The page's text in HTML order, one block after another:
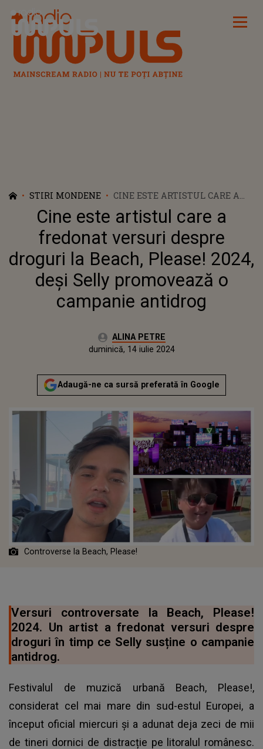
Radio Impuls
STIRI MONDENE
CINE ESTE ARTISTUL CARE A
FREDONAT VERSURI DESPRE
DROGURI LA BEACH, PLEASE!
2024, DEȘI SELLY PROMOVEAZĂ
O CAMPANIE ANTIDROG
Cine este artistul care a
fredonat versuri despre
droguri la Beach, Please! 2024,
deși Selly promovează o
campanie antidrog
Autor:ALINA PETRE
duminică, 14 iulie 2024Actualizat:
duminică, 14 iulie 2024
Adaugă-ne ca sursă preferată în Google
Controverse la Beach, Please!
Versuri controversate la Beach, Please!
2024. Un artist a fredonat versuri despre
droguri în timp ce Selly susține o campanie
antidrog.
Festivalul de muzică urbană Beach, Please!,
considerat cel mai mare din sud-estul Europei, a
început oficial miercuri și a adunat deja zeci de mii
de tineri dornici de distracție pe litoralul românesc.